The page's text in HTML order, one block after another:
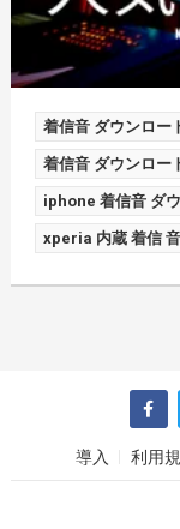
着信音 ダウンロー
着信音 ダウンロー
iphone 着信音 ダ
xperia 内蔵 着信
導入 利用